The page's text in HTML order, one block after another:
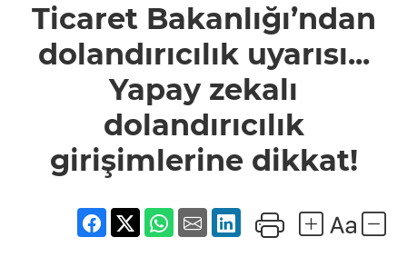
uyarısı... Yapay
zekalı
girişimlerine
dikkat!
Ticaret Bakanlığı’ndan
dolandırıcılık uyarısı...
Yapay zekalı
dolandırıcılık
girişimlerine dikkat!